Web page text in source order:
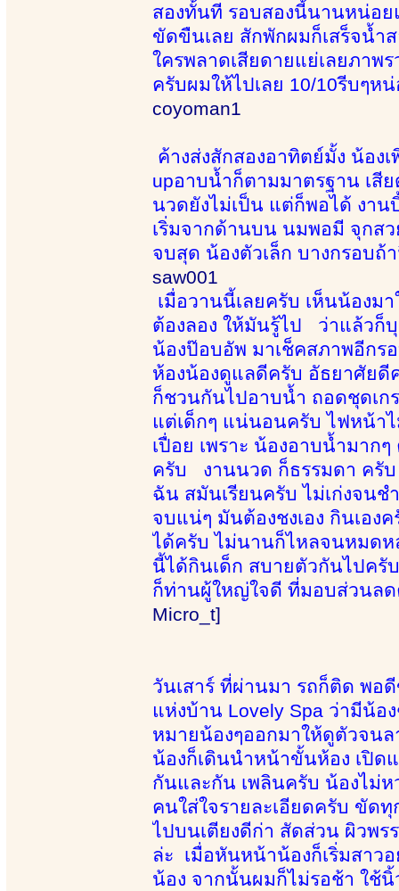
สองทั้นที รอบสองนี้นานหน่อย
ขัดขืนเลย สักพักผมก็เสร็จน้ำ
ใครพลาดเสียดายแย่เลยภาพ
ครับผมให้ไปเลย 10/10รีบๆห
coyoman1
ค้างส่งสักสองอาทิตย์มั้ง น้อง
upอาบน้ำก็ตามมาตรฐาน เสีย
นวดยังไม่เป็น แต่ก็พอได้ งาน
เริ่มจากด้านบน นมพอมี จุกส
จบสุด น้องตัวเล็ก บางกรอบถ้
saw001
เมื่อวานนี้เลยครับ เห็นน้องม
ต้องลอง ให้มันรู้ไป ว่าแล้วก็บุ
น้องป๊อบอัพ มาเช็คสภาพอีก
ห้องน้องดูแลดีครับ อัธยาศัยดี
ก็ชวนกันไปอาบน้ำ ถอดชุดเก
แต่เด็กๆ แน่นอนครับ ไฟหน้า
เปื่อย เพราะ น้องอาบน้ำมาก
ครับ งานนวด ก็ธรรมดา ครับ
ฉัน สมันเรียนครับ ไม่เก่งจน
จบแน่ๆ มันต้องชงเอง กินเอง
ได้ครับ ไม่นานก็ไหลจนหมด
นี้ได้กินเด็ก สบายตัวกันไปค
ก็ท่านผู้ใหญ่ใจดี ที่มอบส่วนลด
Micro_t]
วันเสาร์ ที่ผ่านมา รถก็ติด พอ
แห่งบ้าน Lovely Spa ว่ามีน้อ
หมายน้องๆออกมาให้ดูตัวจน
น้องก็เดินนำหน้าขั้นห้อง เปิด
กันและกัน เพลินครับ น้องไม่ห
คนใส่ใจรายละเอียดครับ ขัด
ไปบนเตียงดีก่า สัดส่วน ผิวพ
ล่ะ เมื่อหันหน้าน้องก็เริ่มสาว
น้อง จากนั้นผมก็ไม่รอช้า ใช้